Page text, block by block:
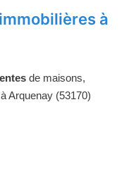
à
de maisons,
Arquenay (53170)